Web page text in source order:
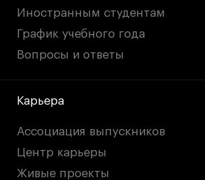
Иностранным студентам
График учебного года
Вопросы и ответы
Карьера
Ассоциация выпускников
Центр карьеры
Живые проекты